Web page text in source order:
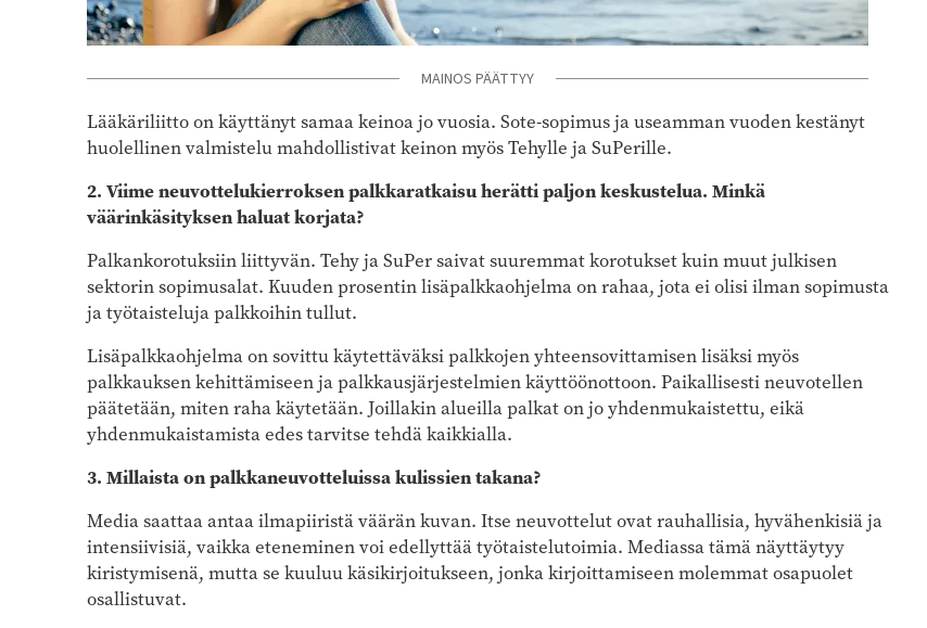
MAINOS PÄÄTTYY
Lääkäriliitto on käyttänyt samaa keinoa jo vuosia. Sote-sopimus ja useamman vuoden kestänyt
huolellinen valmistelu mahdollistivat keinon myös Tehylle ja SuPerille.
2. Viime neuvottelukierroksen palkkaratkaisu herätti paljon keskustelua. Minkä
väärinkäsityksen haluat korjata?
Palkankorotuksiin liittyvän. Tehy ja SuPer saivat suuremmat korotukset kuin muut julkisen
sektorin sopimusalat. Kuuden prosentin lisäpalkkaohjelma on rahaa, jota ei olisi ilman sopimusta
ja työtaisteluja palkkoihin tullut.
Lisäpalkkaohjelma on sovittu käytettäväksi palkkojen yhteensovittamisen lisäksi myös
palkkauksen kehittämiseen ja palkkausjärjestelmien käyttöönottoon. Paikallisesti neuvotellen
päätetään, miten raha käytetään. Joillakin alueilla palkat on jo yhdenmukaistettu, eikä
yhdenmukaistamista edes tarvitse tehdä kaikkialla.
3. Millaista on palkkaneuvotteluissa kulissien takana?
Media saattaa antaa ilmapiiristä väärän kuvan. Itse neuvottelut ovat rauhallisia, hyvähenkisiä ja
intensiivisiä, vaikka eteneminen voi edellyttää työtaistelutoimia. Mediassa tämä näyttäytyy
kiristymisenä, mutta se kuuluu käsikirjoitukseen, jonka kirjoittamiseen molemmat osapuolet
osallistuvat.